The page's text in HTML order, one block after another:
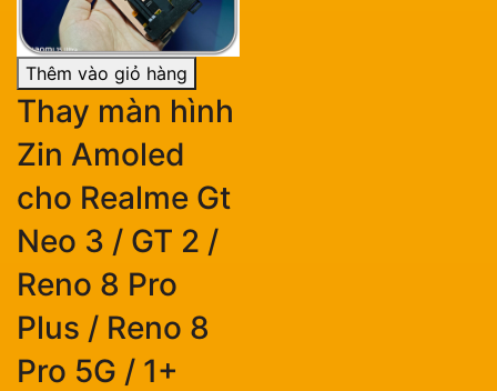
Thêm vào giỏ hàng
Thay màn hình
Zin Amoled
cho Realme Gt
Neo 3 / GT 2 /
Reno 8 Pro
Plus / Reno 8
Pro 5G / 1+